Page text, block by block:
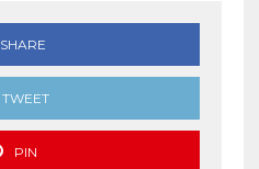
SHARE
TWEET
PIN